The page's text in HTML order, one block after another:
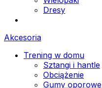
Dresy
Akcesoria
Trening w domu
Sztangi i hantle
Obciążenie
Gumy oporowe